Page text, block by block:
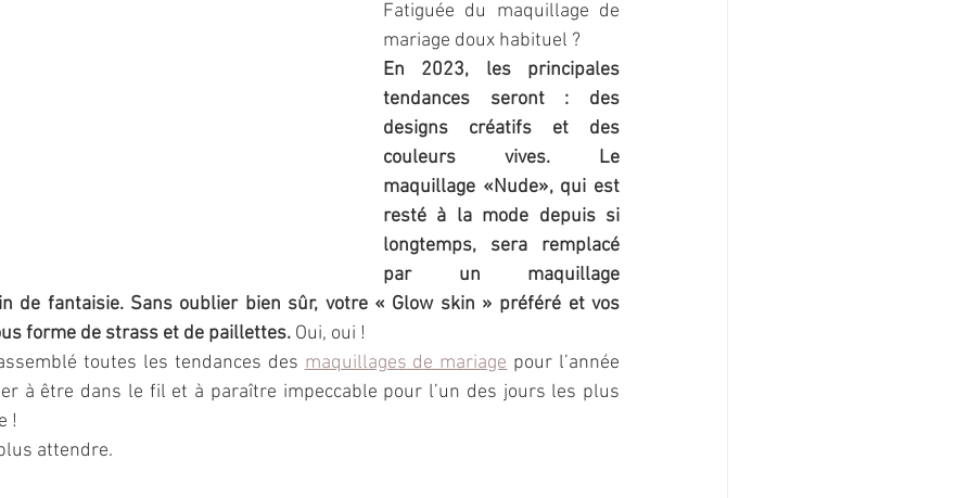
Fatiguée du maquillage de
mariage doux habituel ?
En 2023, les principales
tendances seront : des
designs créatifs et des
couleurs vives. Le
maquillage «Nude», qui est
resté à la mode depuis si
longtemps, sera remplacé
par un maquillage
de fantaisie. Sans oublier bien sûr, votre « Glow skin » préféré et vos
forme de strass et de paillettes. Oui, oui !
toutes les tendances des maquillages de mariage pour l’année
à être dans le fil et à paraître impeccable pour l’un des jours les plus
!
attendre.